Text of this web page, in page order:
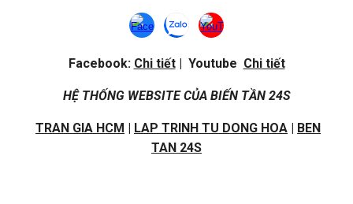
Facebook: Chi tiết| Youtube Chi tiết
HỆ THỐNG WEBSITE CỦA BIẾN TẦN 24S
TRAN GIA HCM | LAP TRINH TU DONG HOA | BEN
TAN 24S